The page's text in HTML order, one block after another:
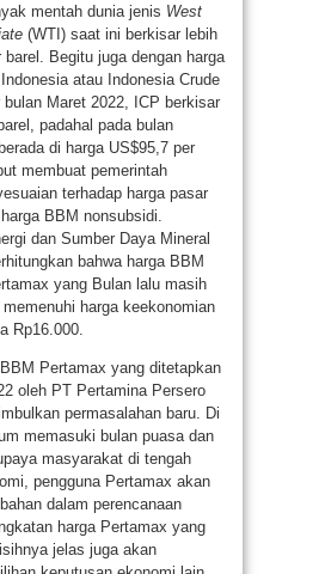
mentah dunia jenis West
(WTI) saat ini berkisar lebih
barel. Begitu juga dengan harga
atau Indonesia Crude
bulan Maret 2022, ICP berkisar
padahal pada bulan
di harga US$95,7 per
membuat pemerintah
terhadap harga pasar
BBM nonsubsidi.
dan Sumber Daya Mineral
bahwa harga BBM
yang Bulan lalu masih
harga keekonomian
Rp16.000.
Pertamax yang ditetapkan
oleh PT Pertamina Persero
permasalahan baru. Di
memasuki bulan puasa dan
masyarakat di tengah
pengguna Pertamax akan
dalam perencanaan
harga Pertamax yang
jelas juga akan